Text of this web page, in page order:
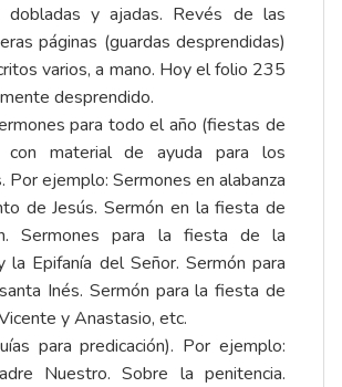
dobladas y ajadas. Revés de las
páginas (guardas desprendidas)
varios, a mano. Hoy el folio 235
desprendido.
para todo el año (fiestas de
con material de ayuda para los
Por ejemplo: Sermones en alabanza
de Jesús. Sermón en la fiesta de
Sermones para la fiesta de la
la Epifanía del Señor. Sermón para
Inés. Sermón para la fiesta de
y Anastasio, etc.
para predicación). Por ejemplo:
Nuestro. Sobre la penitencia.